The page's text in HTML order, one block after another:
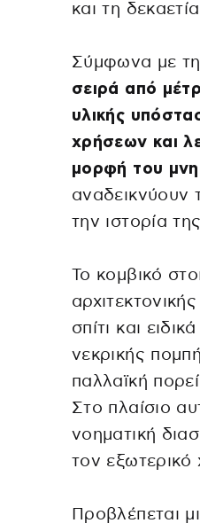
και τη
Σύμφωνα με
σειρά από
υλικής
χρήσεων και
μορφή του
αναδεικνύουν
την ιστορία
Το κομβικό
σπίτι και
νεκρικής
παλλαϊκή
Στο πλαίσιο
νοηματική
τον
Προβλέπεται